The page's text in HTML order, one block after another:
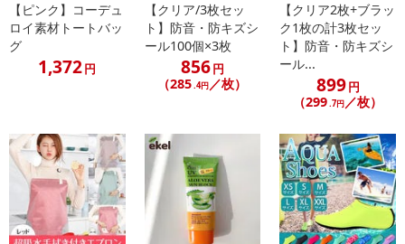
【ピンク】コーデュ
ロイ素材トートバッ
グ
1,372円
【クリア/3枚セッ
ト】防音・防キズシ
ール100個×3枚
856円
（285.4円／枚）
【クリア2枚+ブラッ
ク1枚の計3枚セッ
ト】防音・防キズシ
ール...
899円
（299.7円／枚）